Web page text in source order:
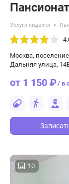
Услуги сиделки
Москва,
Дальняя улица,
от 1 150 ₽/ в
10